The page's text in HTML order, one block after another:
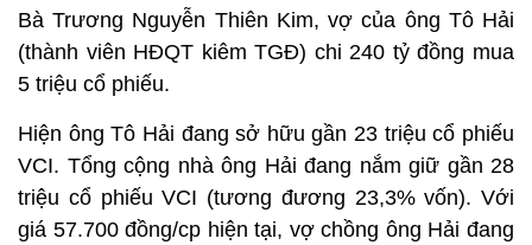
Bà Trương Nguyễn Thiên Kim, vợ của ông Tô Hải
(thành viên HĐQT kiêm TGĐ) chi 240 tỷ đồng mua
5 triệu cổ phiếu.
Hiện ông Tô Hải đang sở hữu gần 23 triệu cổ phiếu
VCI. Tổng cộng nhà ông Hải đang nắm giữ gần 28
triệu cổ phiếu VCI (tương đương 23,3% vốn). Với
giá 57.700 đồng/cp hiện tại, vợ chồng ông Hải đang